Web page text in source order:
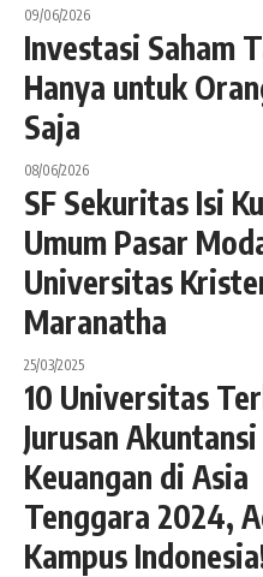
09/06/2026
Investasi Saham
Hanya untuk
Saja
08/06/2026
SF Sekuritas Isi
Umum Pasar
Universitas
Maranatha
25/03/2025
10 Universitas
Jurusan
Keuangan di Asia
Tenggara 2024,
Kampus